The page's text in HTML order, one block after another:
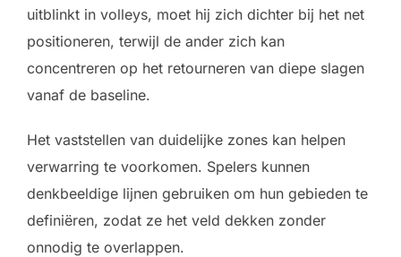
uitblinkt in volleys, moet hij zich dichter bij het net
positioneren, terwijl de ander zich kan
concentreren op het retourneren van diepe slagen
vanaf de baseline.
Het vaststellen van duidelijke zones kan helpen
verwarring te voorkomen. Spelers kunnen
denkbeeldige lijnen gebruiken om hun gebieden te
definiëren, zodat ze het veld dekken zonder
onnodig te overlappen.